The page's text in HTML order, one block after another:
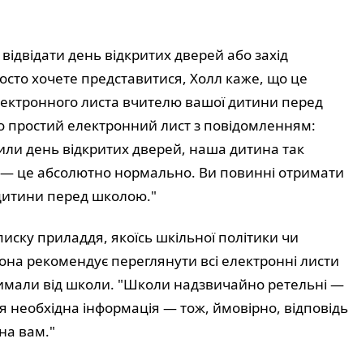
день відкритих дверей або захід
хочете представитися, Холл каже, що це
листа вчителю вашої дитини перед
електронний лист з повідомленням:
день відкритих дверей, наша дитина так
це абсолютно нормально. Ви повинні отримати
перед школою."
приладдя, якоїсь шкільної політики чи
рекомендує переглянути всі електронні листи
від школи. "Школи надзвичайно ретельні —
інформація — тож, ймовірно, відповідь
вам."